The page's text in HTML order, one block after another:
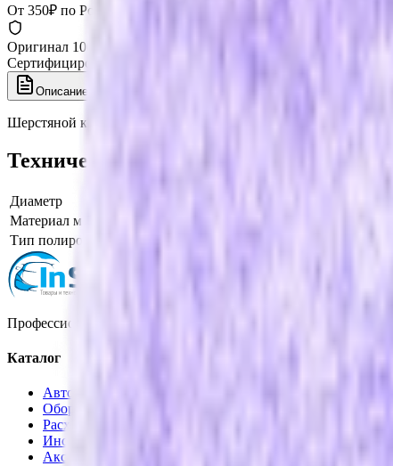
От 350₽ по России
Оригинал 100%
Сертифицированный товар
Описание
Шерстяной круг полировальный Lake Country Hybrid 58-
Технические характеристики
Диаметр
Материал мехового круга
Тип полировального круга
Профессиональная автохимия, оборудование и расходные
Каталог
Автохимия
Оборудование
Расходные материалы
Инструменты
Аксессуары